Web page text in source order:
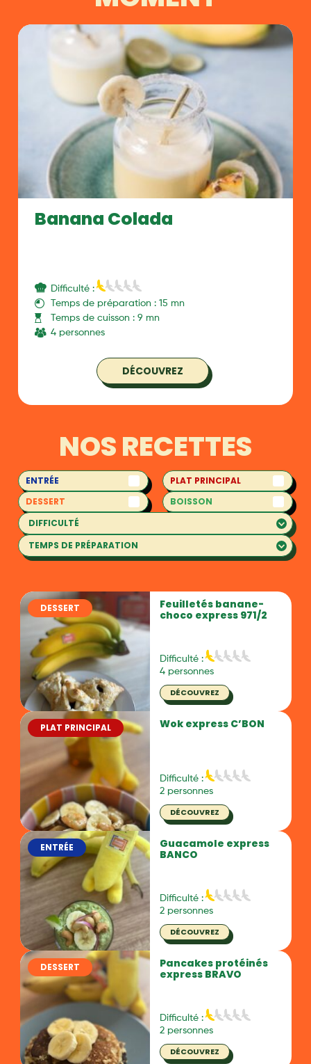
Banana Colada
Difficulté :
Temps de préparation : 15 mn
Temps de cuisson : 9 mn
4 personnes
DÉCOUVREZ
NOS RECETTES
ENTRÉE
PLAT PRINCIPAL
DESSERT
BOISSON
DESSERT
Feuilletés banane-
choco express 971/2
Difficulté :
4 personnes
DÉCOUVREZ
PLAT PRINCIPAL Wok express C’BON
Difficulté :
2 personnes
DÉCOUVREZ
ENTRÉE
Guacamole express
BANCO
Difficulté :
2 personnes
DÉCOUVREZ
DESSERT
Pancakes protéinés
express BRAVO
Difficulté :
2 personnes
DÉCOUVREZ